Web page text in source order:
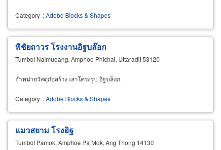
Category :Adobe Blocks & Shapes
พิชัยถาวร โรงงานอิฐบล๊อก
Tumbol Naimueang, Amphoe Phichai, Uttaradit 53120
จำหน่ายวัสดุก่อสร้าง เสาโครงรูป อิฐบล็อก
Category :Adobe Blocks & Shapes
แมวสยาม โรงอิฐ
Tumbol Pamok, Amphoe Pa Mok, Ang Thong 14130